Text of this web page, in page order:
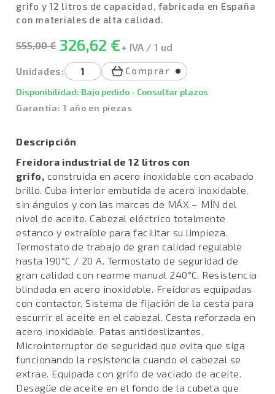
grifo y 12 litros de capacidad, fabricada en España
con materiales de alta calidad.
555,00 € 326,62 €+ IVA / 1 ud
Unidades: Comprar
Disponibilidad: Bajo pedido - Consultar plazos
Garantía: 1 año en piezas
Descripción
Freidora industrial de 12 litros con
grifo, construida en acero inoxidable con acabado
brillo. Cuba interior embutida de acero inoxidable,
sin ángulos y con las marcas de MÁX – MÍN del
nivel de aceite. Cabezal eléctrico totalmente
estanco y extraíble para facilitar su limpieza.
Termostato de trabajo de gran calidad regulable
hasta 190°C / 20 A. Termostato de seguridad de
gran calidad con rearme manual 240°C. Resistencia
blindada en acero inoxidable. Freidoras equipadas
con contactor. Sistema de fijación de la cesta para
escurrir el aceite en el cabezal. Cesta reforzada en
acero inoxidable. Patas antideslizantes.
Microinterruptor de seguridad que evita que siga
funcionando la resistencia cuando el cabezal se
extrae. Equipada con grifo de vaciado de aceite.
Desagüe de aceite en el fondo de la cubeta que